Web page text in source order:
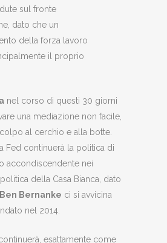
sul fronte
dato che un
della forza lavoro
il proprio
nel corso di questi 30 giorni
una mediazione non facile,
al cerchio e alla botte.
Fed continuerà la politica di
accondiscendente nei
della Casa Bianca, dato
Ben Bernanke ci si avvicina
nel 2014.
esattamente come